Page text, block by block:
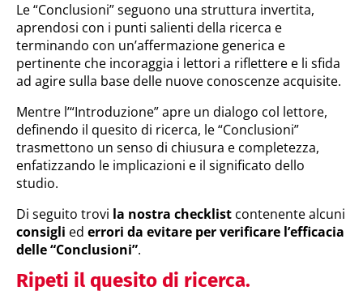
Le “Conclusioni” seguono una struttura invertita,
aprendosi con i punti salienti della ricerca e
terminando con un’affermazione generica e
pertinente che incoraggia i lettori a riflettere e li sfida
ad agire sulla base delle nuove conoscenze acquisite.
Mentre l’“Introduzione” apre un dialogo col lettore,
definendo il quesito di ricerca, le “Conclusioni”
trasmettono un senso di chiusura e completezza,
enfatizzando le implicazioni e il significato dello
studio.
Di seguito trovi la nostra checklist contenente alcuni
consigli ed errori da evitare per verificare l’efficacia
delle “Conclusioni”.
Ripeti il quesito di ricerca.